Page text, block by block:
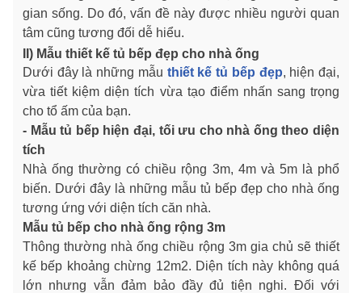
gian sống. Do đó, vấn đề này được nhiều người quan
tâm cũng tương đối dễ hiểu.
II) Mẫu thiết kế tủ bếp đẹp cho nhà ống
Dưới đây là những mẫu thiết kế tủ bếp đẹp, hiện đại,
vừa tiết kiệm diện tích vừa tạo điểm nhấn sang trọng
cho tổ ấm của bạn.
- Mẫu tủ bếp hiện đại, tối ưu cho nhà ống theo diện
tích
Nhà ống thường có chiều rộng 3m, 4m và 5m là phổ
biến. Dưới đây là những mẫu tủ bếp đẹp cho nhà ống
tương ứng với diện tích căn nhà.
Mẫu tủ bếp cho nhà ống rộng 3m
Thông thường nhà ống chiều rộng 3m gia chủ sẽ thiết
kế bếp khoảng chừng 12m2. Diện tích này không quá
lớn nhưng vẫn đảm bảo đầy đủ tiện nghi. Đối với